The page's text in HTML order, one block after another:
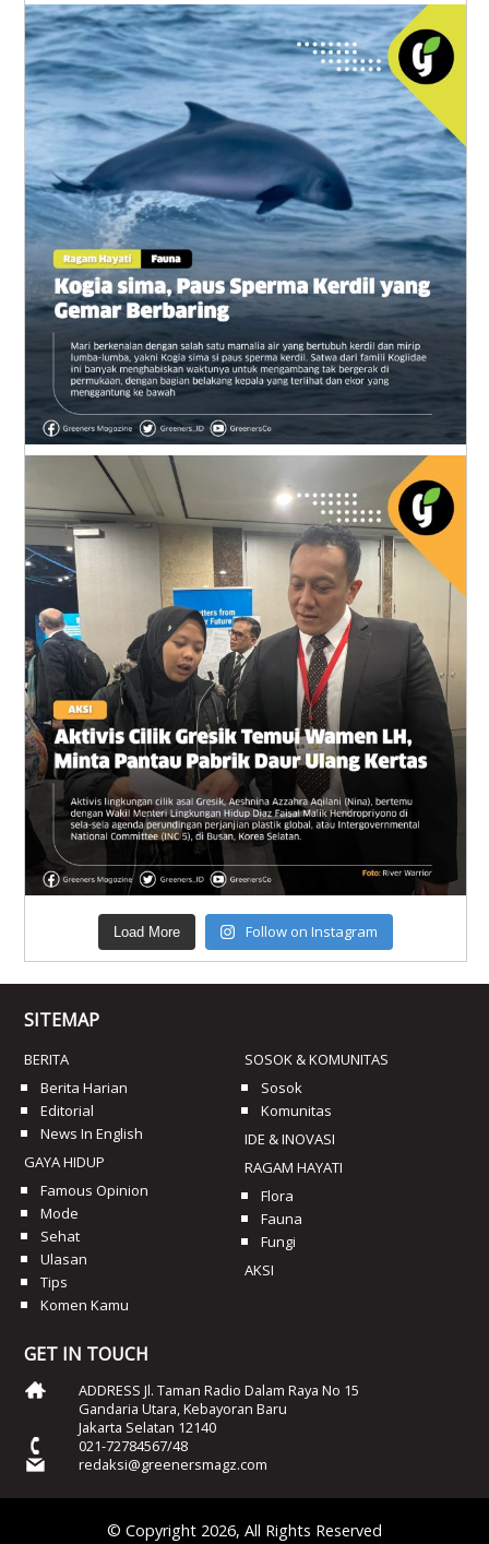
Load More Follow on Instagram
SITEMAP
BERITA
Berita Harian
Editorial
News In English
GAYA HIDUP
Famous Opinion
Mode
Sehat
Ulasan
Tips
Komen Kamu
SOSOK & KOMUNITAS
Sosok
Komunitas
IDE & INOVASI
RAGAM HAYATI
Flora
Fauna
Fungi
AKSI
GET IN TOUCH
ADDRESS Jl. Taman Radio Dalam Raya No 15
Gandaria Utara, Kebayoran Baru
Jakarta Selatan 12140
021-72784567/48
redaksi@greenersmagz.com
© Copyright 2026, All Rights Reserved